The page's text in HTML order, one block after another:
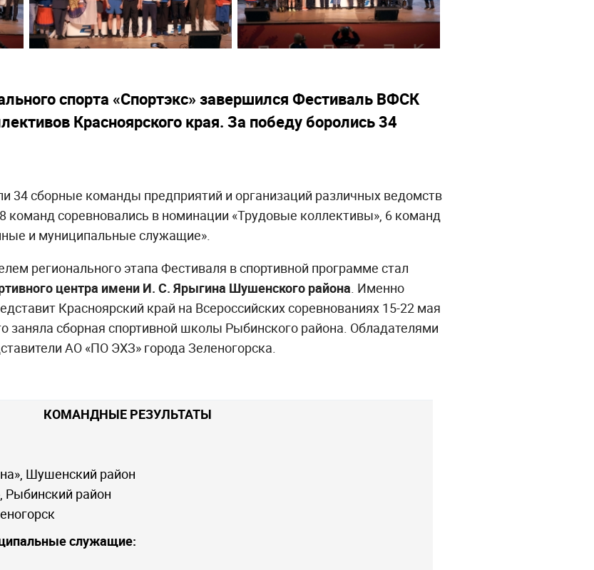
спорта «Спортэкс» завершился Фестиваль ВФСК
Красноярского края. За победу боролись 34
34 сборные команды предприятий и организаций различных ведомств
команд соревновались в номинации «Трудовые коллективы», 6 команд
и муниципальные служащие».
регионального этапа Фестиваля в спортивной программе стал
центра имени И. С. Ярыгина Шушенского района. Именно
Красноярский край на Всероссийских соревнованиях 15-22 мая
заняла сборная спортивной школы Рыбинского района. Обладателями
АО «ПО ЭХЗ» города Зеленогорска.
КОМАНДНЫЕ РЕЗУЛЬТАТЫ
Шушенский район
Рыбинский район
служащие: